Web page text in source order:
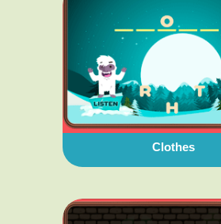
Clothes